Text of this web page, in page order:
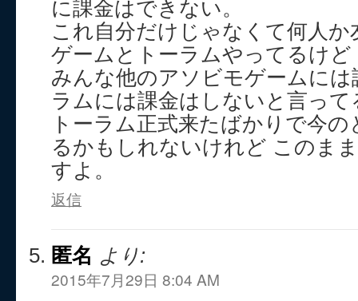
に課金はできない。
これ自分だけじゃなくて何人
ゲームとトーラムやってるけ
みんな他のアソビモゲームに
ラムには課金はしないと言って
トーラム正式来たばかりで今
るかもしれないけれど このま
すよ。
返信
匿名 より:
2015年7月29日 8:04 AM